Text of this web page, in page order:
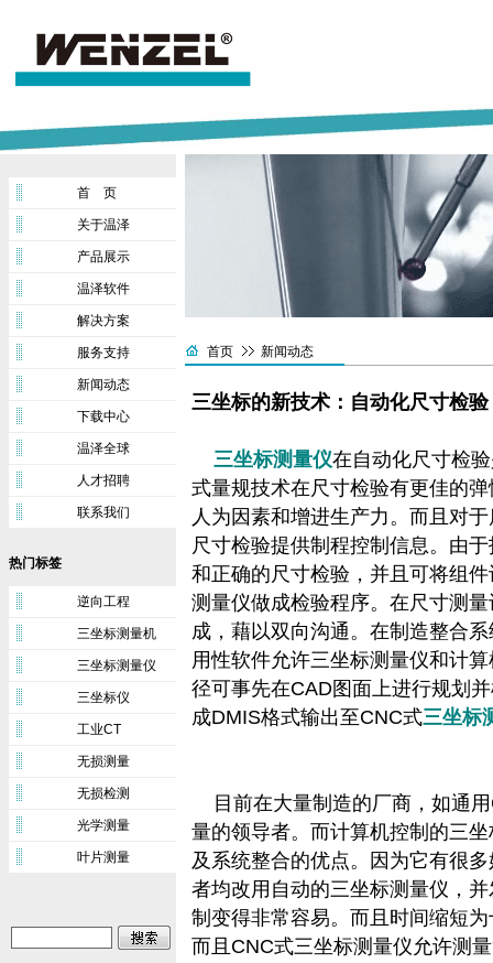
首 页
关于温泽
产品展示
温泽软件
解决方案
服务支持
新闻动态
下载中心
温泽全球
人才招聘
联系我们
热门标签
逆向工程
三坐标测量机
三坐标测量仪
三坐标仪
工业CT
无损测量
无损检测
光学测量
叶片测量
首页 新闻动态
三坐标的新技术：自动化尺寸检验
三坐标测量仪在自动化尺寸检
式量规技术在尺寸检验有更佳的
人为因素和增进生产力。而且对
尺寸检验提供制程控制信息。由
和正确的尺寸检验，并且可将组
测量仪做成检验程序。在尺寸测
成，藉以双向沟通。在制造整合
用性软件允许三坐标测量仪和计
径可事先在CAD图面上进行规划
成DMIS格式输出至CNC式三坐标
目前在大量制造的厂商，如通
量的领导者。而计算机控制的三
及系统整合的优点。因为它有很
者均改用自动的三坐标测量仪，
制变得非常容易。而且时间缩短
而且CNC式三坐标测量仪允许测